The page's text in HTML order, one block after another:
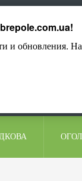
!
и обновления.